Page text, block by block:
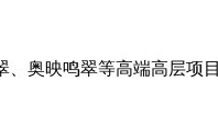
奥映鸣翠等高端高层项目